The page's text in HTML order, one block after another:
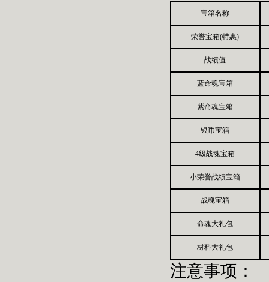
宝箱名称
荣誉宝箱(特惠)
战绩值
蓝命魂宝箱
紫命魂宝箱
银币宝箱
4级战魂宝箱
小荣誉战绩宝箱
战魂宝箱
命魂大礼包
材料大礼包
注意事项：